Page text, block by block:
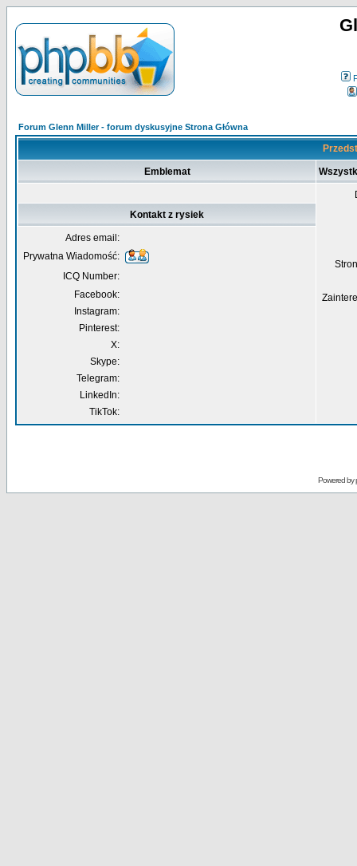
Forum Glenn Miller - forum dyskusyjne Strona Główna
Emblemat
Kontakt z rysiek
Adres email:
Prywatna Wiadomość:
ICQ Number:
Facebook:
Instagram:
Pinterest:
X:
Skype:
Telegram:
LinkedIn:
TikTok:
Powered by